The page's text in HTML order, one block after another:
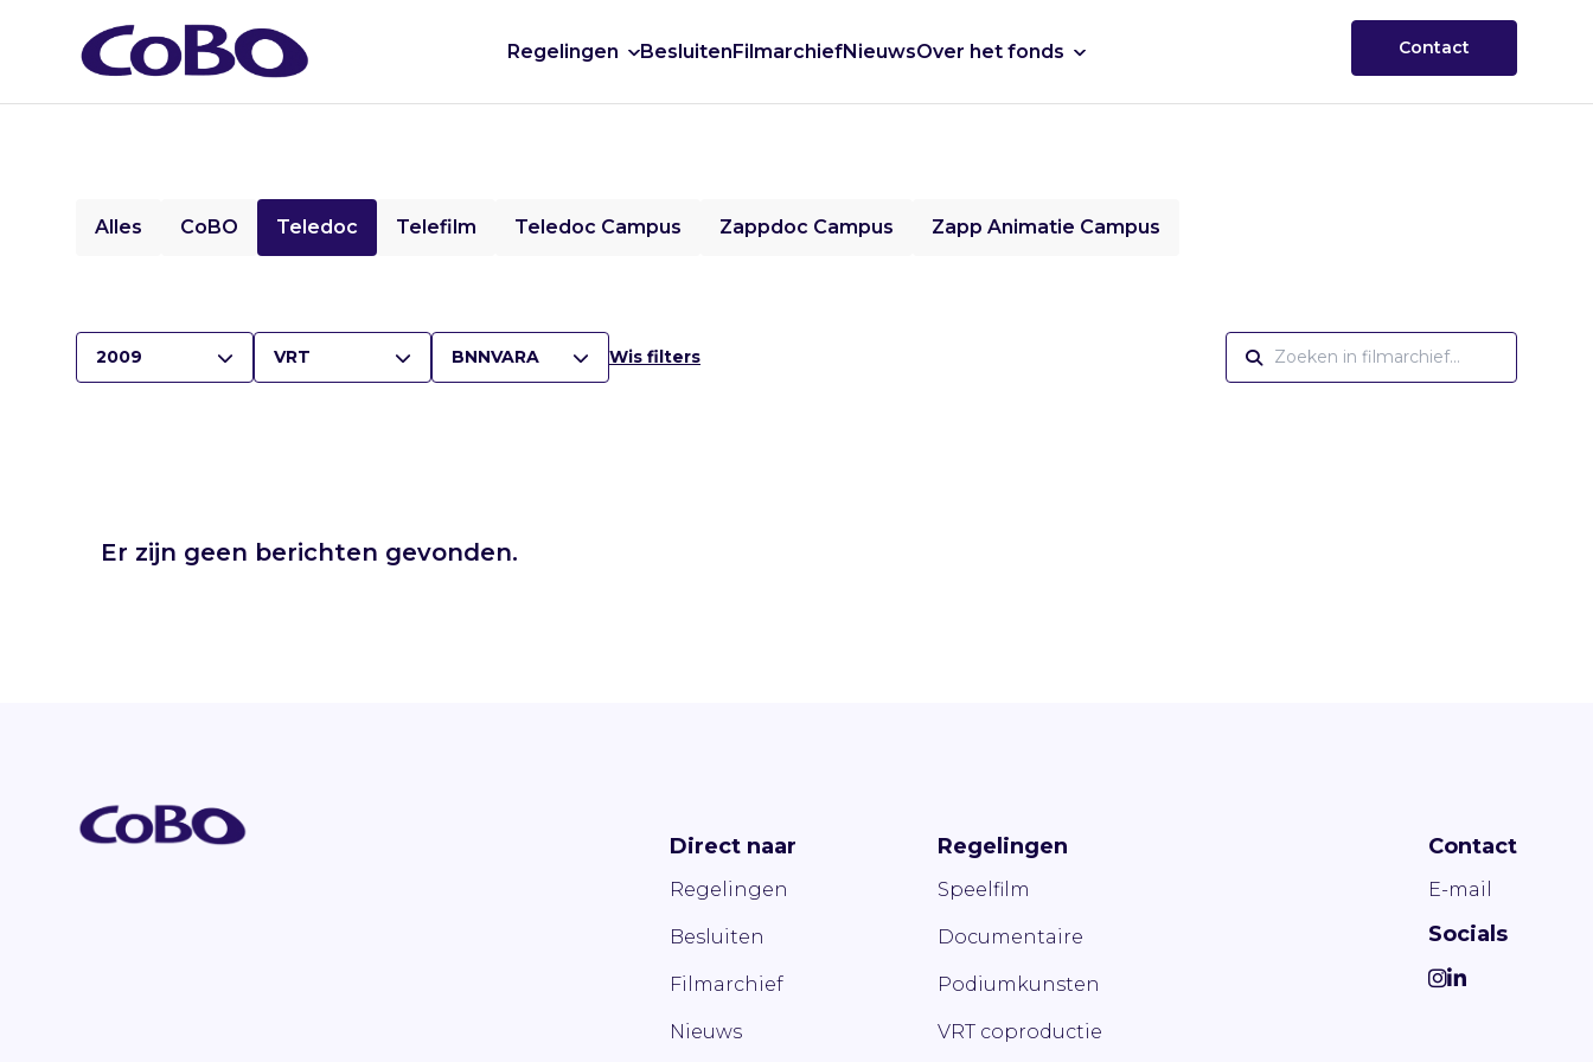
Regelingen BesluitenFilmarchiefNieuwsOver het fonds Contact
Alles CoBO Teledoc Telefilm Teledoc Campus Zappdoc Campus Zapp Animatie Campus
2009 VRT BNNVARA Wis filters
Er zijn geen berichten gevonden.
Direct naar
Regelingen
Besluiten
Filmarchief
Nieuws
Regelingen
Speelfilm
Documentaire
Podiumkunsten
VRT coproductie
Contact
E-mail
Socials